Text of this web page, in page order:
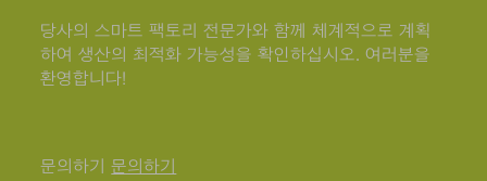
당사의 스마트 팩토리 전문가와 함께 체계적으로 계획
하여 생산의 최적화 가능성을 확인하십시오. 여러분을
환영합니다!
문의하기문의하기